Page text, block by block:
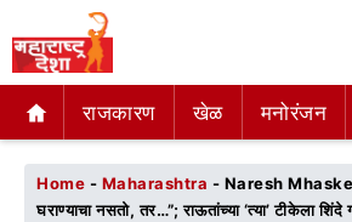
राजकारण खेळ मनोरंजन
राजकारण खेळ मनोरंजन
Home - Maharashtra - Naresh Mhaske
घराण्याचा नसतो, तर…”; राऊतांच्या ‘त्या’ टीकेला